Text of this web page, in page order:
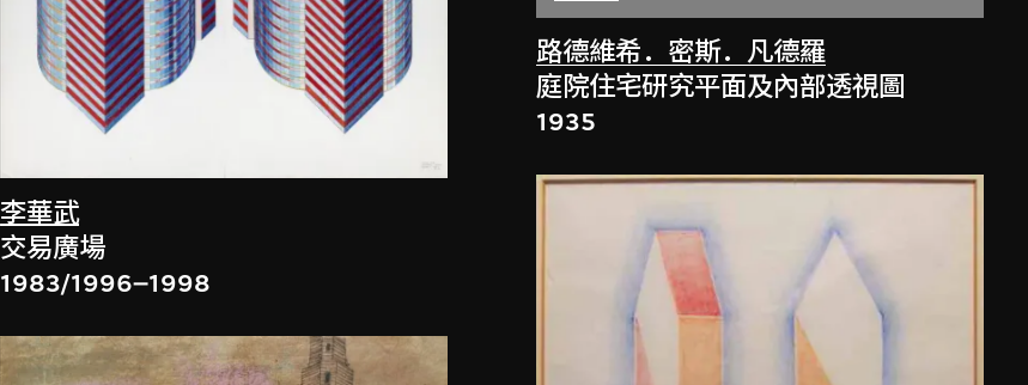
李華武
交易廣場
1983/1996–1998
路德維希．密斯．凡德羅
庭院住宅研究平面及內部透視圖
1935